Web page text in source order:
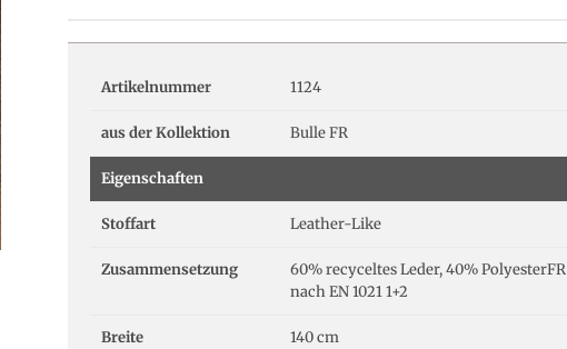
Artikelnummer 1124
aus der Kollektion Bulle FR
Eigenschaften
Stoffart Leather-Like
Zusammensetzung
60% recyceltes Leder, 40% PolyesterFR
nach EN 1021 1+2
Breite 140 cm